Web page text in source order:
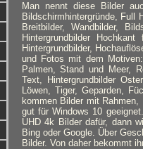
Man nennt diese Bilder
Bildschirmhintergründe, Full
Breitbilder, Wandbilder,
Hintergrundbilder
Hintergrundbilder,
und Fotos mit dem
Palmen, Stand und Meer,
Text, Hintergrundbilder
Löwen, Tiger, Geparden,
kommen Bilder mit
gut für Windows 10
UHD 4k Bilder dafür, dann
Bing oder Google. Über
Bilder. Von daher bekommt